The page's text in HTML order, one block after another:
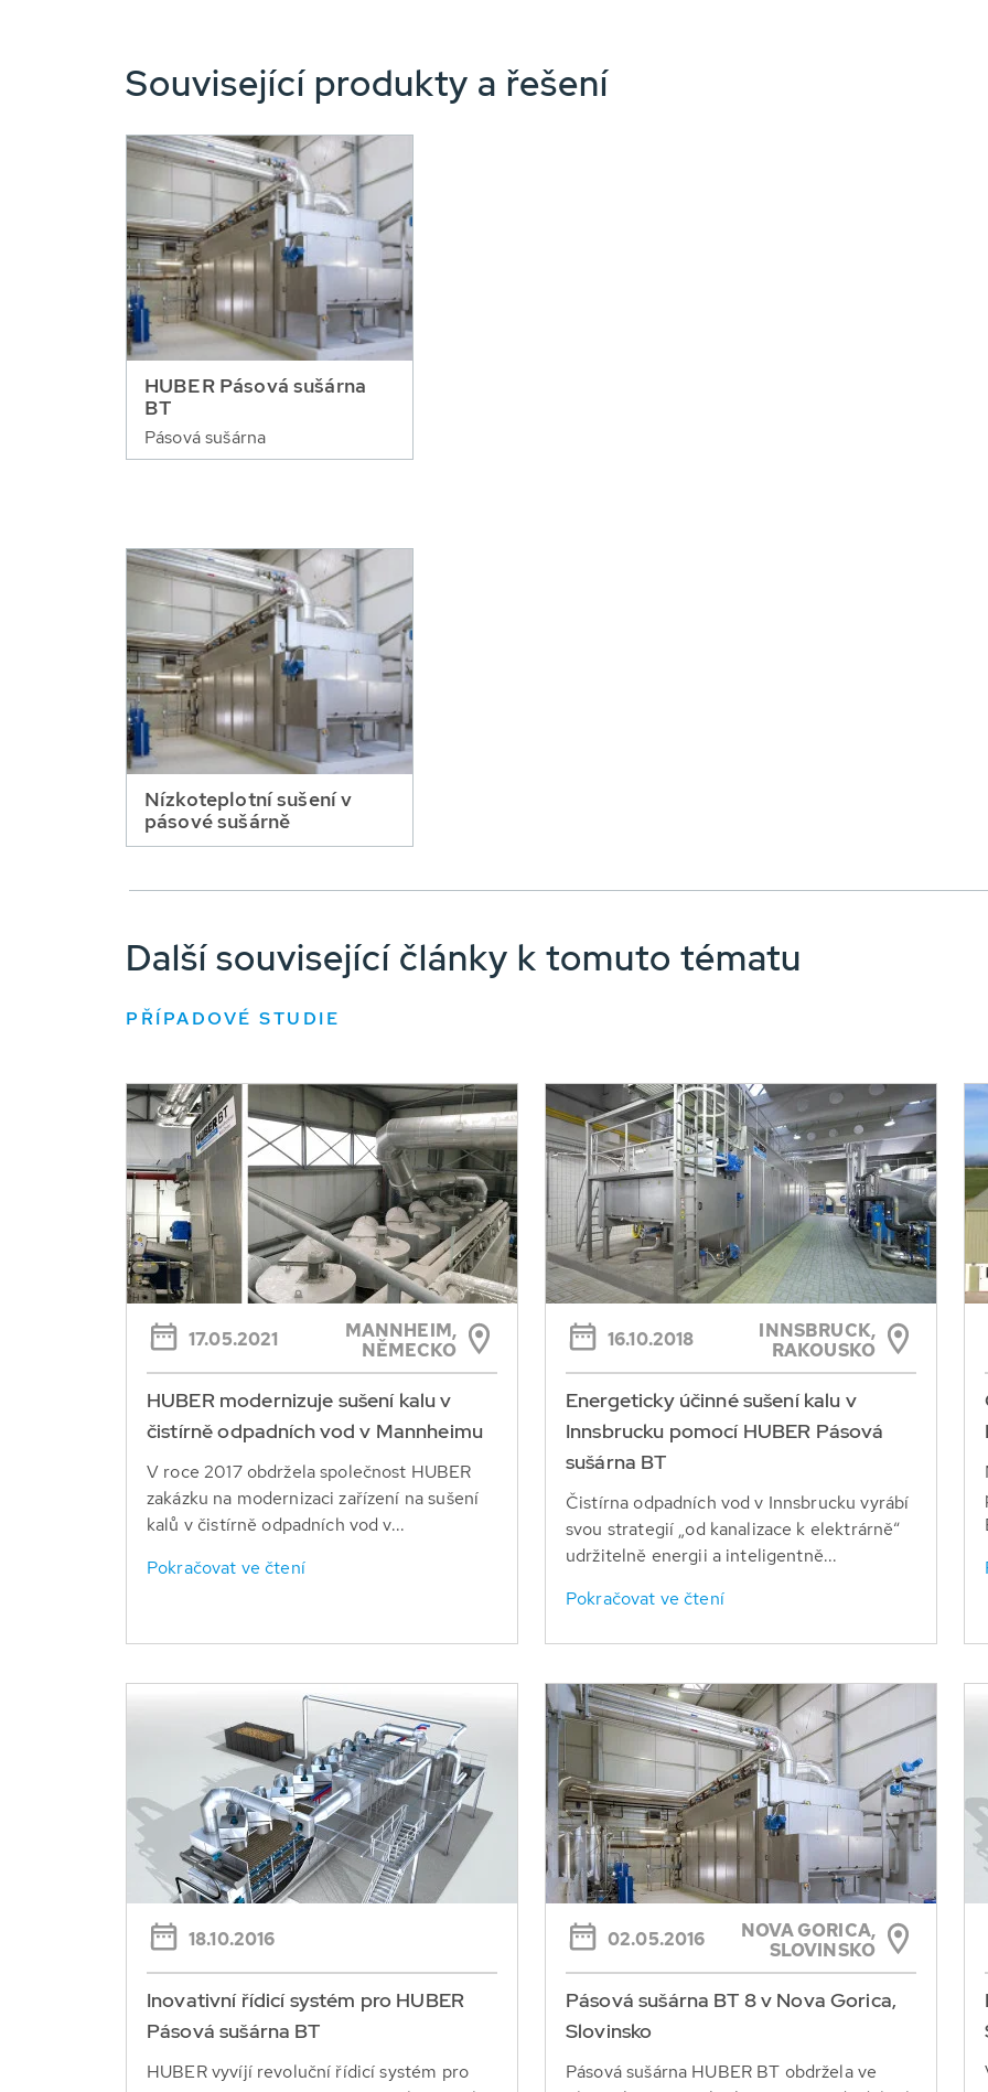
Související produkty a řešení
HUBER Pásová sušárna
BT
Pásová sušárna
Nízkoteplotní sušení v
pásové sušárně
Další související články k tomuto tématu
PŘÍPADOVÉ STUDIE
17.05.2021
MANNHEIM,
NĚMECKO
HUBER modernizuje sušení kalu v
čistírně odpadních vod v Mannheimu
V roce 2017 obdržela společnost HUBER
zakázku na modernizaci zařízení na sušení
kalů v čistírně odpadních vod v...
Pokračovat ve čtení
16.10.2018
INNSBRUCK,
RAKOUSKO
Energeticky účinné sušení kalu v
Innsbrucku pomocí HUBER Pásová
sušárna BT
Čistírna odpadních vod v Innsbrucku vyrábí
svou strategií „od kanalizace k elektrárně“
udržitelně energii a inteligentně...
Pokračovat ve čtení
18.10.2016
Inovativní řídicí systém pro HUBER
Pásová sušárna BT
HUBER vyvíjí revoluční řídicí systém pro
02.05.2016
NOVA GORICA,
SLOVINSKO
Pásová sušárna BT 8 v Nova Gorica,
Slovinsko
Pásová sušárna HUBER BT obdržela ve